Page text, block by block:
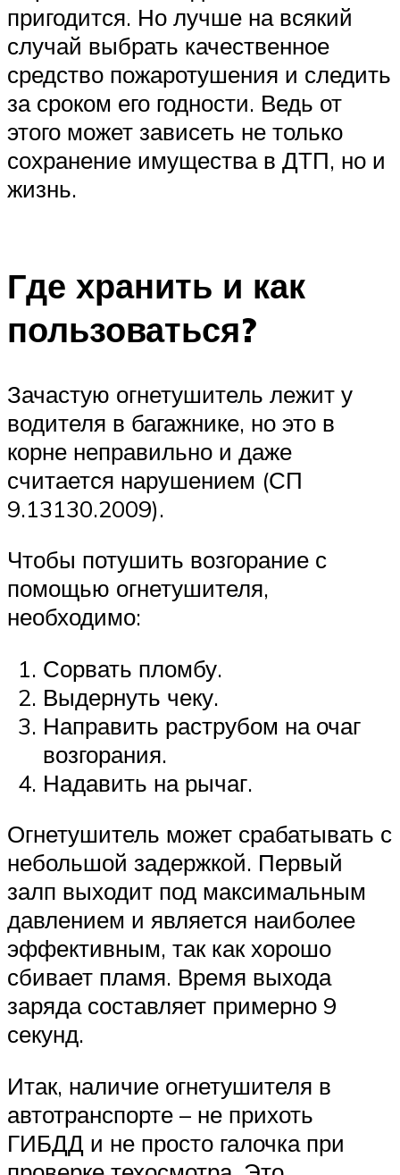
пригодится. Но лучше на всякий
случай выбрать качественное
средство пожаротушения и следить
за сроком его годности. Ведь от
этого может зависеть не только
сохранение имущества в ДТП, но и
жизнь.
Где хранить и как
пользоваться?
Зачастую огнетушитель лежит у
водителя в багажнике, но это в
корне неправильно и даже
считается нарушением (СП
9.13130.2009).
Чтобы потушить возгорание с
помощью огнетушителя,
необходимо:
Сорвать пломбу.
Выдернуть чеку.
Направить раструбом на очаг
возгорания.
Надавить на рычаг.
Огнетушитель может срабатывать с
небольшой задержкой. Первый
залп выходит под максимальным
давлением и является наиболее
эффективным, так как хорошо
сбивает пламя. Время выхода
заряда составляет примерно 9
секунд.
Итак, наличие огнетушителя в
автотранспорте – не прихоть
ГИБДД и не просто галочка при